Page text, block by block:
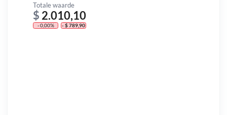
Totale waarde
$ 2.010,10
- 0,00% - $ 789,90